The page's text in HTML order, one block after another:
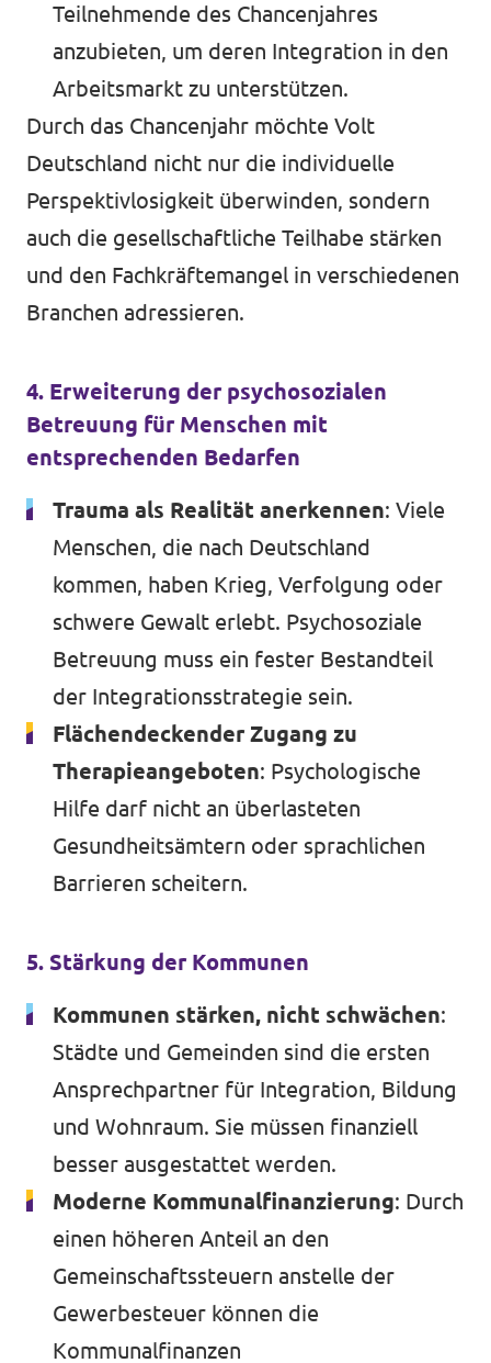
Teilnehmende des Chancenjahres
anzubieten, um deren Integration in den
Arbeitsmarkt zu unterstützen.
Durch das Chancenjahr möchte Volt
Deutschland nicht nur die individuelle
Perspektivlosigkeit überwinden, sondern
auch die gesellschaftliche Teilhabe stärken
und den Fachkräftemangel in verschiedenen
Branchen adressieren.
4. Erweiterung der psychosozialen
Betreuung für Menschen mit
entsprechenden Bedarfen
Trauma als Realität anerkennen: Viele
Menschen, die nach Deutschland
kommen, haben Krieg, Verfolgung oder
schwere Gewalt erlebt. Psychosoziale
Betreuung muss ein fester Bestandteil
der Integrationsstrategie sein.
Flächendeckender Zugang zu
Therapieangeboten: Psychologische
Hilfe darf nicht an überlasteten
Gesundheitsämtern oder sprachlichen
Barrieren scheitern.
5. Stärkung der Kommunen
Kommunen stärken, nicht schwächen:
Städte und Gemeinden sind die ersten
Ansprechpartner für Integration, Bildung
und Wohnraum. Sie müssen finanziell
besser ausgestattet werden.
Moderne Kommunalfinanzierung: Durch
einen höheren Anteil an den
Gemeinschaftssteuern anstelle der
Gewerbesteuer können die
Kommunalfinanzen